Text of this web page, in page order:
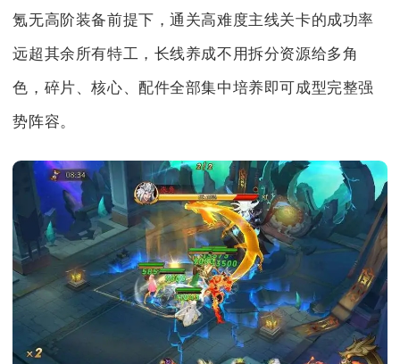
氪无高阶装备前提下，通关高难度主线关卡的成功率
远超其余所有特工，长线养成不用拆分资源给多角
色，碎片、核心、配件全部集中培养即可成型完整强
势阵容。